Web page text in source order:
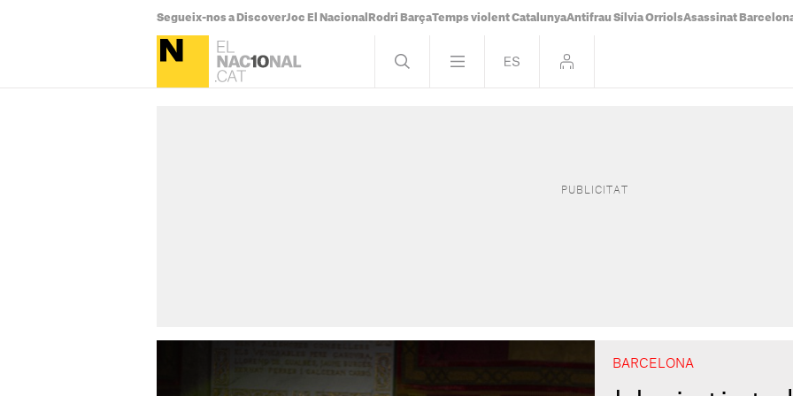
Segueix-nos a DiscoverJoc El Nacional Rodri BarçaTemps violent CatalunyaAntifrau Sílvia OrriolsAsassinat
BARCELONA